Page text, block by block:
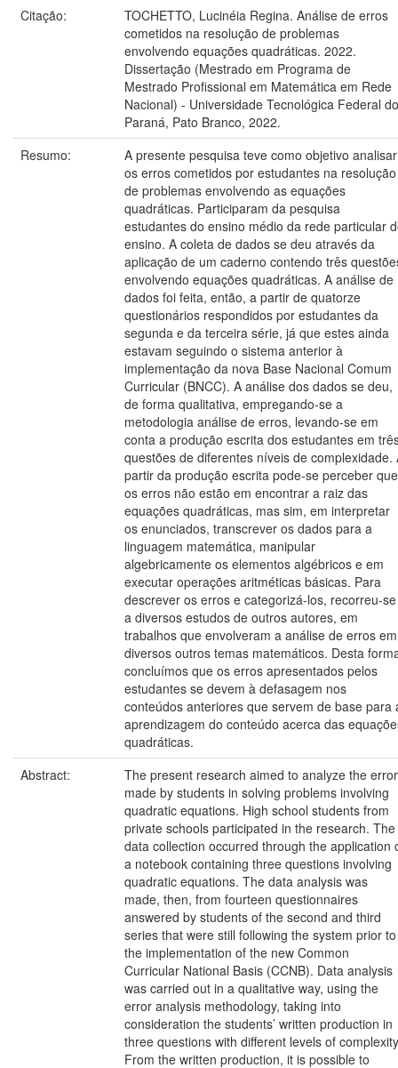
Citação:
TOCHETTO, Lucinéia Regina. Análise de erros
cometidos na resolução de problemas
envolvendo equações quadráticas. 2022.
Dissertação (Mestrado em Programa de
Mestrado Profissional em Matemática em Rede
Nacional) - Universidade Tecnológica Federal do
Paraná, Pato Branco, 2022.
Resumo:
A presente pesquisa teve como objetivo analisar
os erros cometidos por estudantes na resolução
de problemas envolvendo as equações
quadráticas. Participaram da pesquisa
estudantes do ensino médio da rede particular
ensino. A coleta de dados se deu através da
aplicação de um caderno contendo três
envolvendo equações quadráticas. A análise de
dados foi feita, então, a partir de quatorze
questionários respondidos por estudantes da
segunda e da terceira série, já que estes ainda
estavam seguindo o sistema anterior à
implementação da nova Base Nacional Comum
Curricular (BNCC). A análise dos dados se deu,
de forma qualitativa, empregando-se a
metodologia análise de erros, levando-se em
conta a produção escrita dos estudantes em
questões de diferentes níveis de complexidade.
partir da produção escrita pode-se perceber que
os erros não estão em encontrar a raiz das
equações quadráticas, mas sim, em interpretar
os enunciados, transcrever os dados para a
linguagem matemática, manipular
algebricamente os elementos algébricos e em
executar operações aritméticas básicas. Para
descrever os erros e categorizá-los, recorreu-se
a diversos estudos de outros autores, em
trabalhos que envolveram a análise de erros em
diversos outros temas matemáticos. Desta
concluímos que os erros apresentados pelos
estudantes se devem à defasagem nos
conteúdos anteriores que servem de base para
aprendizagem do conteúdo acerca das
quadráticas.
Abstract:
The present research aimed to analyze the
made by students in solving problems involving
quadratic equations. High school students from
private schools participated in the research. The
data collection occurred through the application
a notebook containing three questions involving
quadratic equations. The data analysis was
made, then, from fourteen questionnaires
answered by students of the second and third
series that were still following the system prior to
the implementation of the new Common
Curricular National Basis (CCNB). Data analysis
was carried out in a qualitative way, using the
error analysis methodology, taking into
consideration the students’ written production in
three questions with different levels of
From the written production, it is possible to